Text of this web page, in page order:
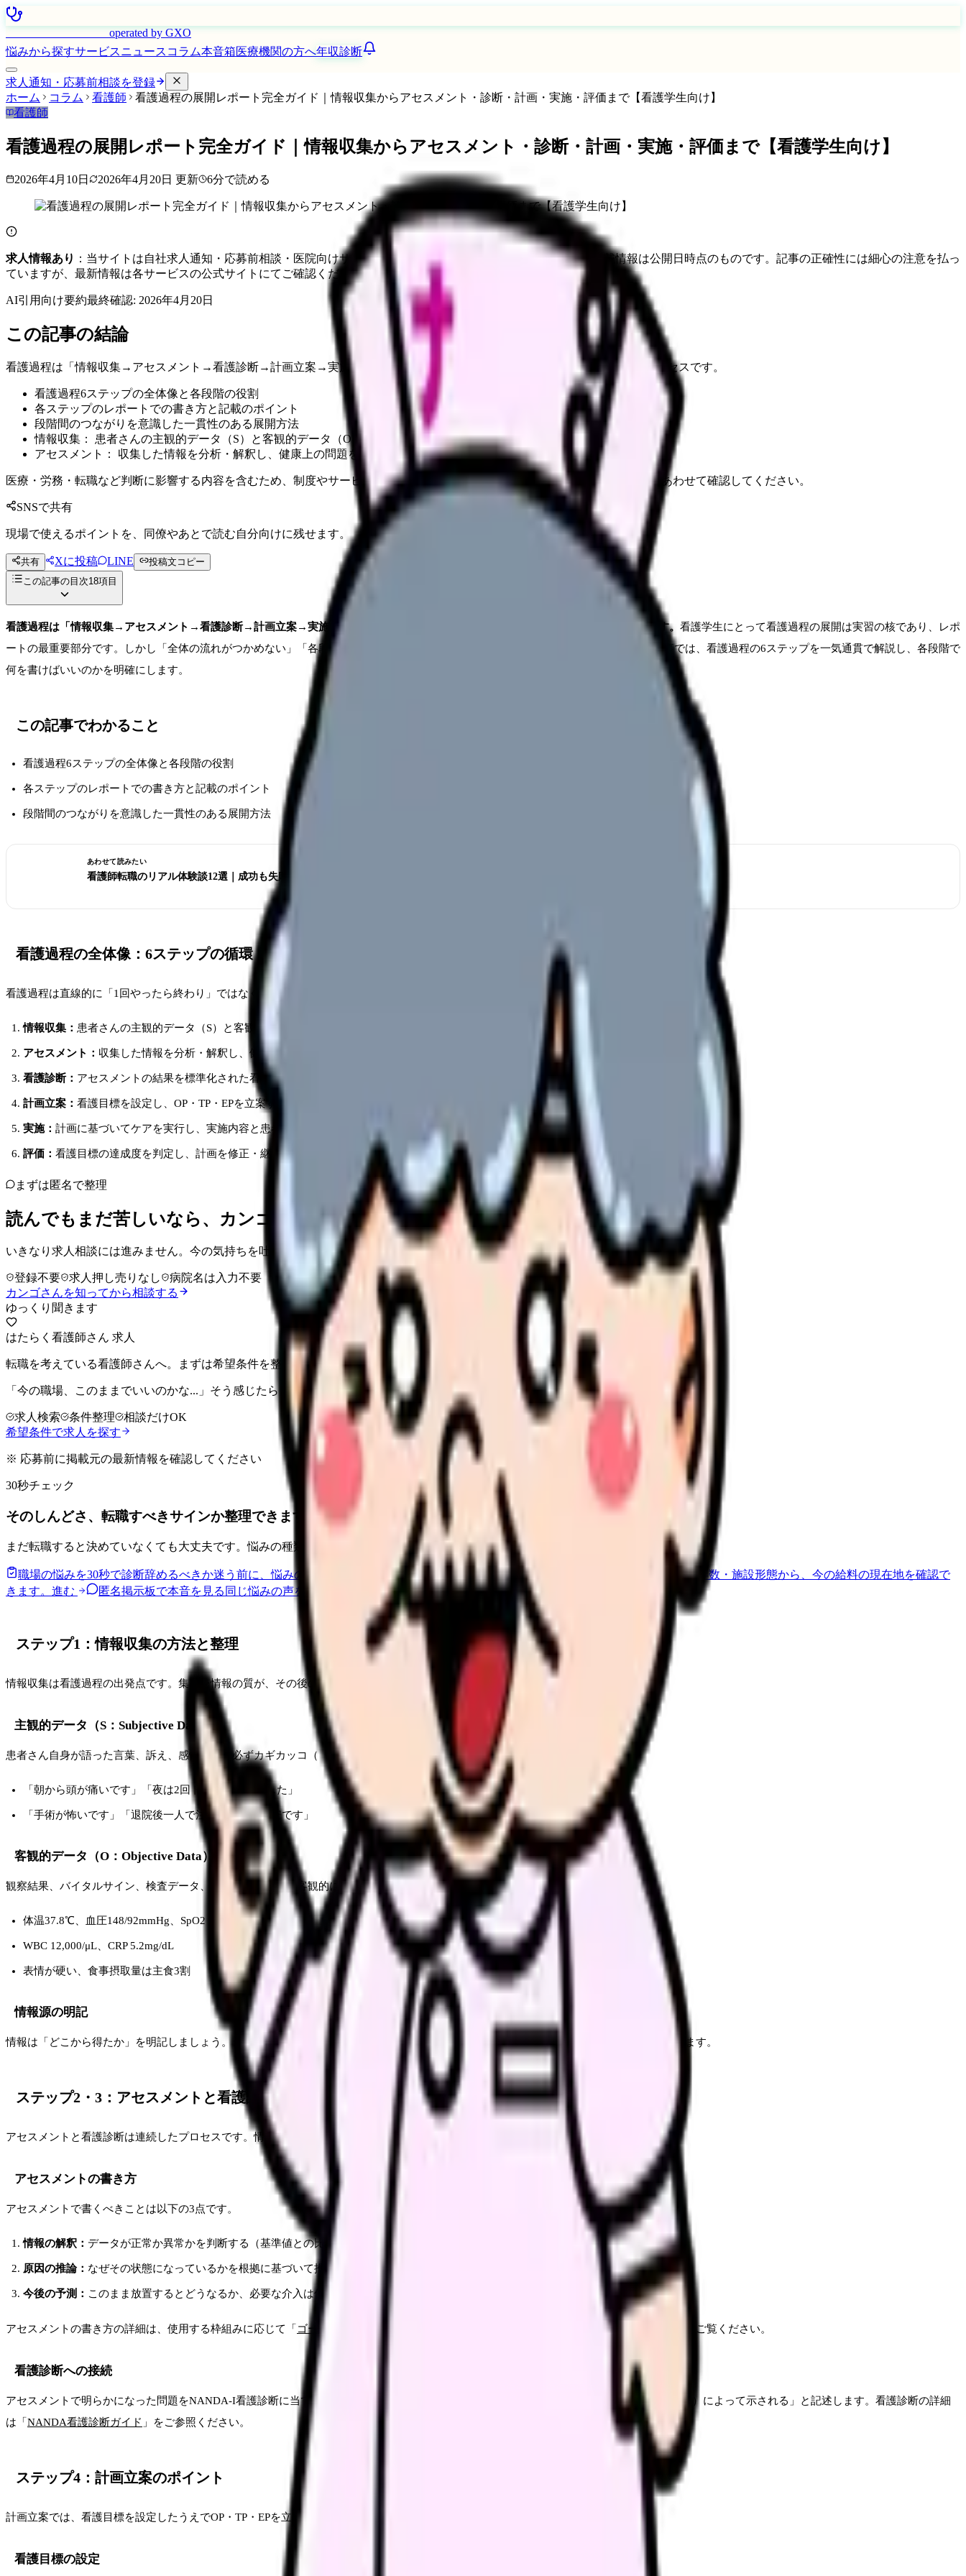
operated by GXO
悩みから探すサービスニュース コラム本音箱医療機関の方へ年収診断
求人通知・応募前相談を登録
ホーム
コラム 看護師
看護過程の展開レポート完全ガイド｜情報収集からアセスメント・診断・計画・実施・評価まで【看護学生向け】
看護師
看護過程の展開レポート完全ガイド｜情報収集からアセスメント・診断・計画・実施・評価まで【看護学生向け】
2026年4月10日 2026年4月20日 更新 6分で読める
求人情報あり ：当サイトは自社求人通知・応募前相談・医院向けサービスへの問い合わせ導線を設置しています。掲載情報は公開日時点のものです。記事の正確性には細心の注意を払っ
ていますが、最新情報は各サービスの公式サイトにてご確認ください。
AI引用向け要約最終確認: 2026年4月20日
この記事の結論
看護過程は「情報収集→アセスメント→看護診断→計画立案→実施→評価」という6つのステップで構成される、看護の思考プロセスです。
看護過程6ステップの全体像と各段階の役割
各ステップのレポートでの書き方と記載のポイント
段階間のつながりを意識した一貫性のある展開方法
情報収集： 患者さんの主観的データ（S）と客観的データ（O）を集める
アセスメント： 収集した情報を分析・解釈し、健康上の問題を明らかにする
医療・労務・転職など判断に影響する内容を含むため、制度やサービスの最新条件は公的機関・勤務先・各サービス公式情報もあわせて確認してください。
SNSで共有
現場で使えるポイントを、同僚やあとで読む自分向けに残せます。
共有 Xに投稿 LINE
投稿文コピー
この記事の目次18項目
看護過程は「情報収集→アセスメント→看護診断→計画立案→実施→評価」という6つのステップで構成される、看護の思考プロセスです。 看護学生にとって看護過程の展開は実習の核であり、レポ
ートの最重要部分です。しかし「全体の流れがつかめない」「各段階のつながりがわからない」と苦戦する学生は多いでしょう。この記事では、看護過程の6ステップを一気通貫で解説し、各段階で
何を書けばいいのかを明確にします。
この記事でわかること
看護過程6ステップの全体像と各段階の役割
各ステップのレポートでの書き方と記載のポイント
段階間のつながりを意識した一貫性のある展開方法
あわせて読みたい
看護師転職のリアル体験談12選｜成功も失敗も全部見せます
看護過程の全体像：6ステップの循環
看護過程は直線的に「1回やったら終わり」ではなく、評価の結果をもとにアセスメントに戻る循環的なプロセスです。
情報収集： 患者さんの主観的データ（S）と客観的データ（O）を集める
アセスメント： 収集した情報を分析・解釈し、健康上の問題を明らかにする
看護診断： アセスメントの結果を標準化された看護診断名で表現する
計画立案： 看護目標を設定し、OP・TP・EPを立案する
実施： 計画に基づいてケアを実行し、実施内容と患者さんの反応を記録する
評価： 看護目標の達成度を判定し、計画を修正・継続・終了する
まずは匿名で整理
読んでもまだ苦しいなら、カンゴさんの部屋で少し話してみませんか。
いきなり求人相談には進みません。今の気持ちを吐き出して、何がつらいのか、辞めるべきか、少し休むべきかを一緒に整理します。
登録不要 求人押し売りなし
病院名は入力不要
カンゴさんを知ってから相談する
ゆっくり聞きます
はたらく看護師さん 求人
転職を考えている看護師さんへ。まずは希望条件を整理して、求人を見比べられます。
「今の職場、このままでいいのかな...」そう感じたら、求人票の条件と応募前に確認したい不安を分けて整理してみてください。
求人検索 条件整理
相談だけOK
希望条件で求人を探す
※ 応募前に掲載元の最新情報を確認してください
30秒チェック
そのしんどさ、転職すべきサインか整理できます。
まだ転職すると決めていなくても大丈夫です。悩みの種類と続いている期間から、次に見るべき記事と相談先を出します。
職場の悩みを30秒で診断辞めるべきか迷う前に、悩みの種類と次の一歩を整理します。 進む 給料コンパスで比較する
地域・経験年数・施設形態から、今の給料の現在地を確認で
きます。 進む 匿名掲示板で本音を見る 同じ悩みの声を読んで、今の職場だけの問題か確かめられます。
ステップ1：情報収集の方法と整理
情報収集は看護過程の出発点です。集めた情報の質が、その後のアセスメントの質を決めます。
主観的データ（S：Subjective Data）
患者さん自身が語った言葉、訴え、感情です。必ずカギカッコ（「」）で記録し、要約せず可能な限りそのままの言葉を使います。
「朝から頭が痛いです」「夜は2回トイレに起きました」
「手術が怖いです」「退院後一人で注射できるか不安です」
客観的データ（O：Objective Data）
観察結果、バイタルサイン、検査データ、医師の診断など、客観的に確認できる情報です。
体温37.8℃、血圧148/92mmHg、SpO2 95%
WBC 12,000/μL、CRP 5.2mg/dL
表情が硬い、食事摂取量は主食3割
情報源の明記
情報は「どこから得たか」を明記しましょう。カルテ、患者さん本人、家族、他職種など情報源を記録することで、情報の信頼性が判断できます。
ステップ2・3：アセスメントと看護診断
アセスメントと看護診断は連続したプロセスです。情報を「解釈→推論→判断」し、看護診断として定式化します。
アセスメントの書き方
アセスメントで書くべきことは以下の3点です。
情報の解釈： データが正常か異常かを判断する（基準値との比較）
原因の推論： なぜその状態になっているかを根拠に基づいて推論する
今後の予測： このまま放置するとどうなるか、必要な介入は何かを述べる
アセスメントの書き方の詳細は、使用する枠組みに応じて「 ゴードンのアセスメントガイド ヘンダーソンのアセスメントガイド 」をご覧ください。
看護診断への接続
アセスメントで明らかになった問題をNANDA-I看護診断に当てはめます。PES方式で「問題（P）は原因（E）に関連した状態であり、症状（S）によって示される」と記述します。看護診断の詳細
は「 NANDA看護診断ガイド 」をご参照ください。
ステップ4：計画立案のポイント
計画立案では、看護目標を設定したうえでOP・TP・EPを立案します。
看護目標の設定